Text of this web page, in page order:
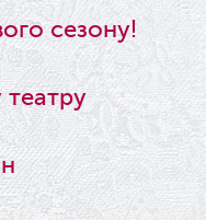
сезону!
театру